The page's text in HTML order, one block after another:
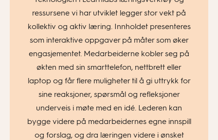
ressursene vi har utviklet legger stor vekt på
kollektiv og aktiv læring. Innholdet presenteres
som interaktive oppgaver på måter som øker
engasjementet. Medarbeiderne kobler seg på
økten med sin smarttelefon, nettbrett eller
laptop og får flere muligheter til å gi uttrykk for
sine reaksjoner, spørsmål og refleksjoner
underveis i møte med en idé. Lederen kan
bygge videre på medarbeidernes egne innspill
og forslag, og dra læringen videre i ønsket